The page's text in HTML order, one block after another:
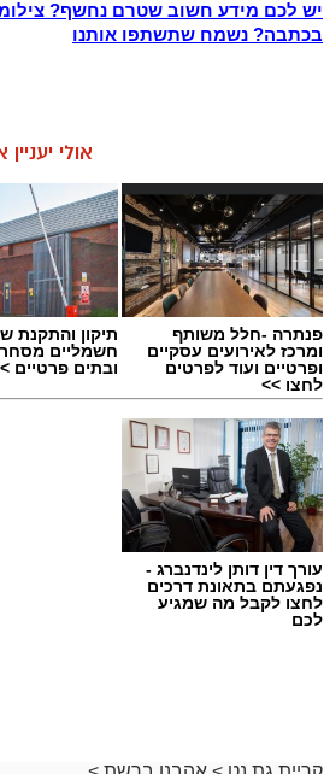
יש לכם מידע חשוב שטרם נחשף?
בכתבה? נשמח שתשתפו אותנו
אולי
פנתרה -חלל משותף
ומרכז לאירועים עסקיים
ופרטיים ועוד לפרטים
לחצו >>
תיקון והתקנת
חשמליים
ובתים פרטיים
עורך דין דותן לינדנברג -
נפגעתם בתאונת דרכים
לחצו לקבל מה שמגיע
לכם